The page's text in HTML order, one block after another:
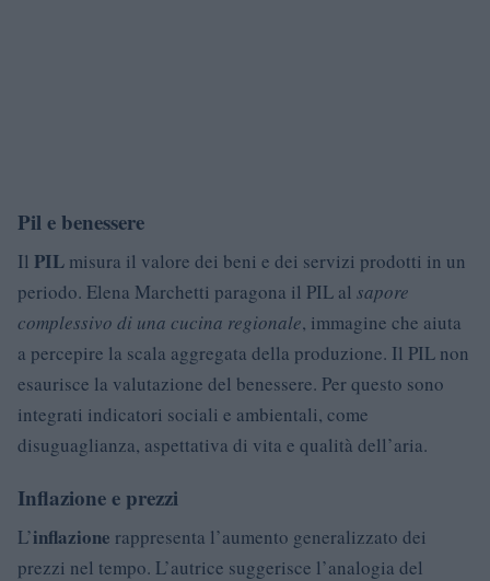
Pil e benessere
Il PIL misura il valore dei beni e dei servizi prodotti in un
periodo. Elena Marchetti paragona il PIL al sapore
complessivo di una cucina regionale, immagine che aiuta
a percepire la scala aggregata della produzione. Il PIL non
esaurisce la valutazione del benessere. Per questo sono
integrati indicatori sociali e ambientali, come
disuguaglianza, aspettativa di vita e qualità dell’aria.
Inflazione e prezzi
L’inflazione rappresenta l’aumento generalizzato dei
prezzi nel tempo. L’autrice suggerisce l’analogia del